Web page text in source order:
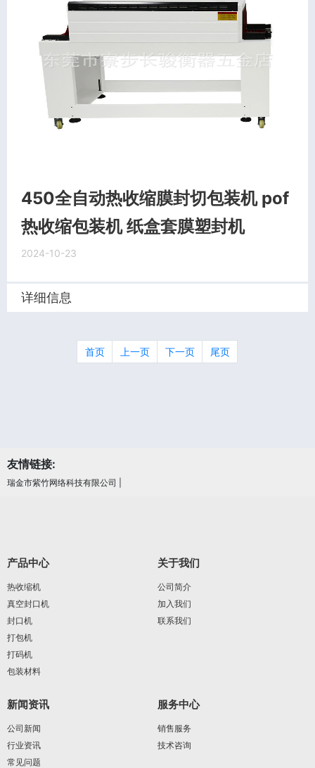
450全自动热收缩膜封切包装机 pof
热收缩包装机 纸盒套膜塑封机
2024-10-23
详细信息
首页 上一页 下一页 尾页
友情链接:
瑞金市紫竹网络科技有限公司
产品中心
热收缩机
真空封口机
封口机
打包机
打码机
包装材料
关于我们
公司简介
加入我们
联系我们
新闻资讯
公司新闻
行业资讯
常见问题
服务中心
销售服务
技术咨询